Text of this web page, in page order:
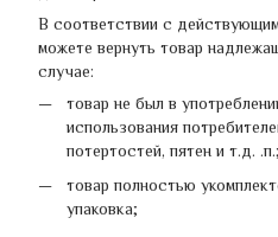
В соответствии с
можете вернуть товар
случае:
товар не был в
использования
потертостей, пятен и т.д. .п.;
товар полностью
упаковка;